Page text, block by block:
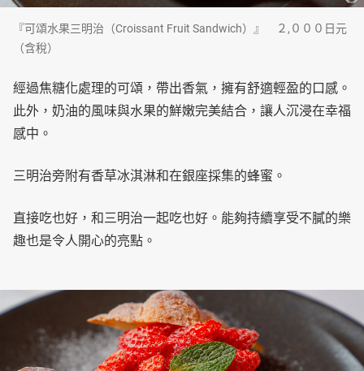
『可頌水果三明治（Croissant Fruit Sandwich）』 ２,０００日元
（含稅）
經過焦糖化處理的可頌，帶出香氣，擁有舒適輕盈的口感。
此外，奶油的風味與水果的鮮嫩完美結合，讓人沉浸在幸福
感中。
三明治旁附有香草冰淇淋和在銀座採集的蜂蜜。
直接吃也好，和三明治一起吃也好。能夠持續享受不膩的樂
趣也是令人開心的亮點。